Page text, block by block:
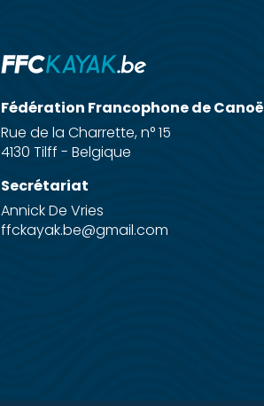
Fédération Francophone de Canoë
Rue de la Charrette, n° 15
4130 Tilff - Belgique
Secrétariat
Annick De Vries
ffckayak.be@gmail.com